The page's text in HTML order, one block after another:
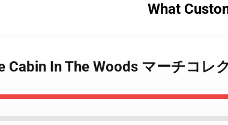
What
Cabin In The Woods マーチコレ